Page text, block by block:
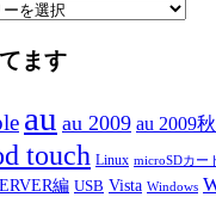
ます
au au 2009 au 2009
touch Linux microSDカー
編 USB Vista Windows